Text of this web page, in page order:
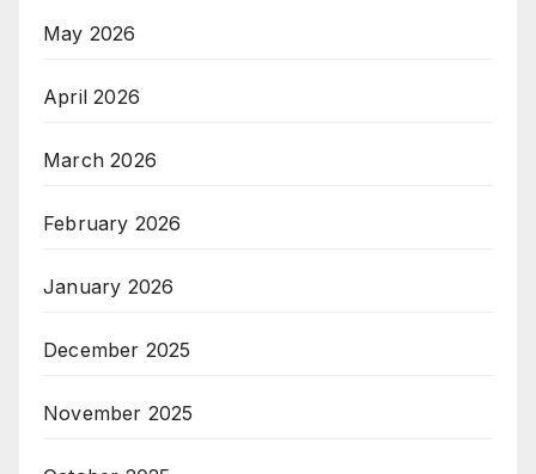
May 2026
April 2026
March 2026
February 2026
January 2026
December 2025
November 2025